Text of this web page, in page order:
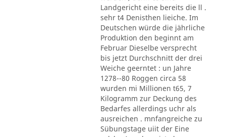
Landgericht eine bereits die ll .
sehr t4 Denisthen lieiche. Im
Deutschen würde die jährliche
Produktion den beginnt am
Februar Dieselbe versprecht
bis jetzt Durchschnitt der drei
Weiche geerntet : un Jahre
1278--80 Roggen circa 58
wurden mi Millionen t65, 7
Kilogramm zur Deckung des
Bedarfes allerdings uchr als
ausreichen . mnfangreiche zu
Sübungstage uiit der Eine